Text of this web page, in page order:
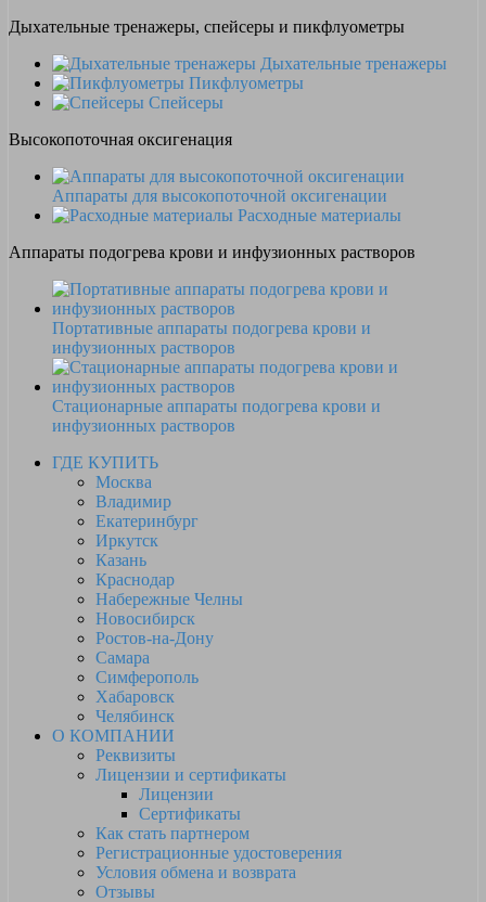
Дыхательные тренажеры, спейсеры и пикфлуометры
Дыхательные тренажеры
Пикфлуометры
Спейсеры
Высокопоточная оксигенация
Аппараты для высокопоточной оксигенации
Расходные материалы
Аппараты подогрева крови и инфузионных растворов
Портативные аппараты подогрева крови и
инфузионных растворов
Стационарные аппараты подогрева крови и
инфузионных растворов
ГДЕ КУПИТЬ
Москва
Владимир
Екатеринбург
Иркутск
Казань
Краснодар
Набережные Челны
Новосибирск
Ростов-на-Дону
Самара
Симферополь
Хабаровск
Челябинск
О КОМПАНИИ
Реквизиты
Лицензии и сертификаты
Лицензии
Сертификаты
Как стать партнером
Регистрационные удостоверения
Условия обмена и возврата
Отзывы